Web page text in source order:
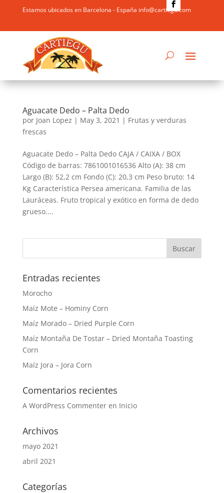
Estamos ubicados en Barcelona - España info@cartiegu.com
Aguacate Dedo – Palta Dedo
por Joan Lopez | May 3, 2021 | Frutas y verduras
frescas
Aguacate Dedo – Palta Dedo CAJA / CAIXA / BOX
Código de barras: 7861001016536 Alto (A): 38 cm
Largo (B): 52,2 cm Fondo (C): 20,3 cm Peso bruto: 14
Kg Característica Persea americana. Familia de las
Lauráceas. Fruto tropical y exótico en forma de dedo
grueso....
Entradas recientes
Morocho
Maíz Mote – Hominy Corn
Maíz Morado – Dried Purple Corn
Maíz Montaña De Tostar – Dried Montaña Toasting
Corn
Maíz Jora – Jora Corn
Comentarios recientes
A WordPress Commenteren Inicio
Archivos
mayo 2021
abril 2021
Categorías